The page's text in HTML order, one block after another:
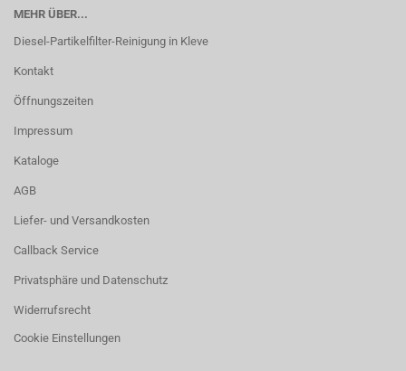
MEHR ÜBER...
Diesel-Partikelfilter-Reinigung in Kleve
Kontakt
Öffnungszeiten
Impressum
Kataloge
AGB
Liefer- und Versandkosten
Callback Service
Privatsphäre und Datenschutz
Widerrufsrecht
Cookie Einstellungen